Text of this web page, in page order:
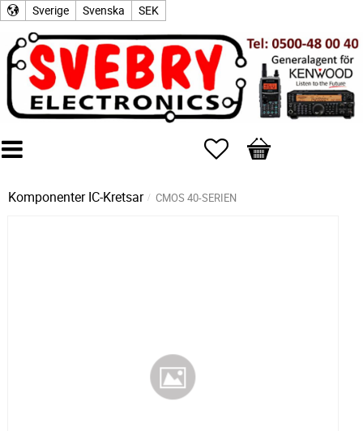
Sverige Svenska SEK
Favoriter
Kundvagn
Komponenter IC-Kretsar CMOS 40-SERIEN